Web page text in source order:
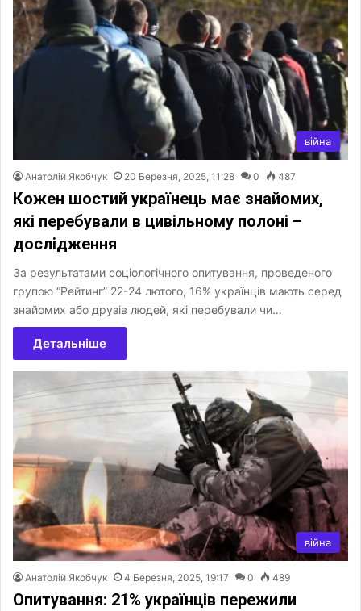
війна
Анатолій Якобчук 20 Березня, 2025, 11:28 0 487
Кожен шостий українець має знайомих,
які перебували в цивільному полоні –
дослідження
За результатами соціологічного опитування, проведеного
групою “Рейтинг” 22-24 лютого, 16% українців мають серед
знайомих або друзів людей, які перебували чи…
Детальніше
війна
Анатолій Якобчук 4 Березня, 2025, 19:17 0 489
Опитування: 21% українців пережили